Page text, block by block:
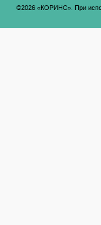
©2026 «КОРИНС». При